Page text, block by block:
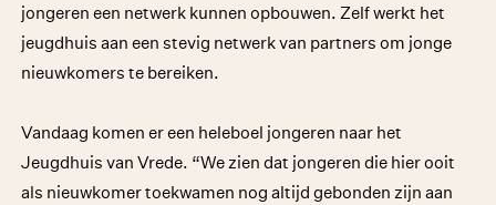
jongeren een netwerk kunnen opbouwen. Zelf werkt het
jeugdhuis aan een stevig netwerk van partners om jonge
nieuwkomers te bereiken.
Vandaag komen er een heleboel jongeren naar het
Jeugdhuis van Vrede. “We zien dat jongeren die hier ooit
als nieuwkomer toekwamen nog altijd gebonden zijn aan